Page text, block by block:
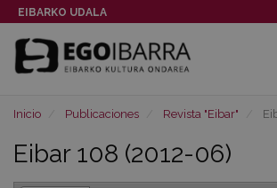
EIBARKO UDALA
Inicio Publicaciones Revista "Eibar"
Eibar 108 (2012-06)